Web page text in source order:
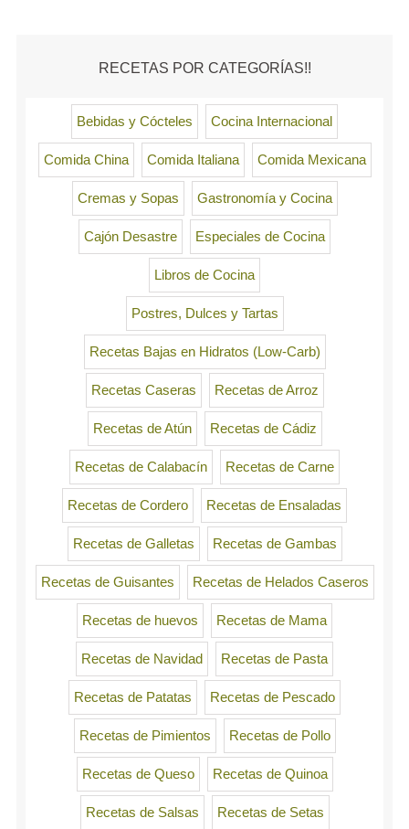
RECETAS POR CATEGORÍAS!!
Bebidas y Cócteles Cocina Internacional
Comida China Comida Italiana Comida Mexicana
Cremas y Sopas Gastronomía y Cocina
Cajón Desastre Especiales de Cocina
Libros de Cocina
Postres, Dulces y Tartas
Recetas Bajas en Hidratos (Low-Carb)
Recetas Caseras Recetas de Arroz
Recetas de Atún Recetas de Cádiz
Recetas de Calabacín Recetas de Carne
Recetas de Cordero Recetas de Ensaladas
Recetas de Galletas Recetas de Gambas
Recetas de Guisantes Recetas de Helados Caseros
Recetas de huevos Recetas de Mama
Recetas de Navidad Recetas de Pasta
Recetas de Patatas Recetas de Pescado
Recetas de Pimientos Recetas de Pollo
Recetas de Queso Recetas de Quinoa
Recetas de Salsas Recetas de Setas